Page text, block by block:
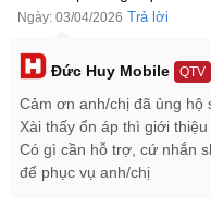
Ngày: 03/04/2026 Trả lời
Đức Huy Mobile QTV
Cảm ơn anh/chị đã ủng hộ
Xài thấy ổn áp thì giới
Có gì cần hỗ trợ, cứ nhắn
để phục vụ anh/chị